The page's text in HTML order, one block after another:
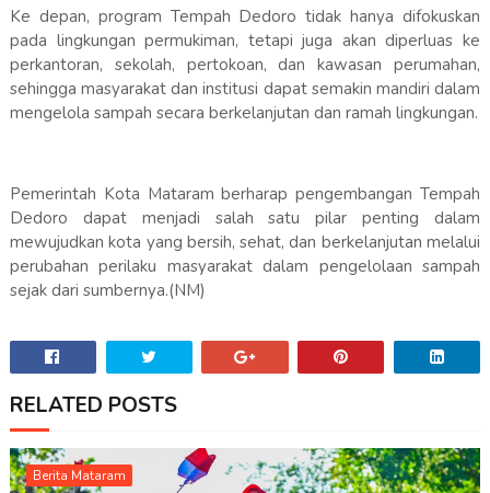
Ke depan, program Tempah Dedoro tidak hanya difokuskan
pada lingkungan permukiman, tetapi juga akan diperluas ke
perkantoran, sekolah, pertokoan, dan kawasan perumahan,
sehingga masyarakat dan institusi dapat semakin mandiri dalam
mengelola sampah secara berkelanjutan dan ramah lingkungan.
Pemerintah Kota Mataram berharap pengembangan Tempah
Dedoro dapat menjadi salah satu pilar penting dalam
mewujudkan kota yang bersih, sehat, dan berkelanjutan melalui
perubahan perilaku masyarakat dalam pengelolaan sampah
sejak dari sumbernya.(NM)
RELATED POSTS
Berita Mataram